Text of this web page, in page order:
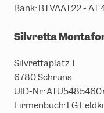
Bank: BTVAAT22 - AT
Silvretta
Silvrettaplatz 1
6780 Schruns
UID-Nr.:
Firmenbuch: LG